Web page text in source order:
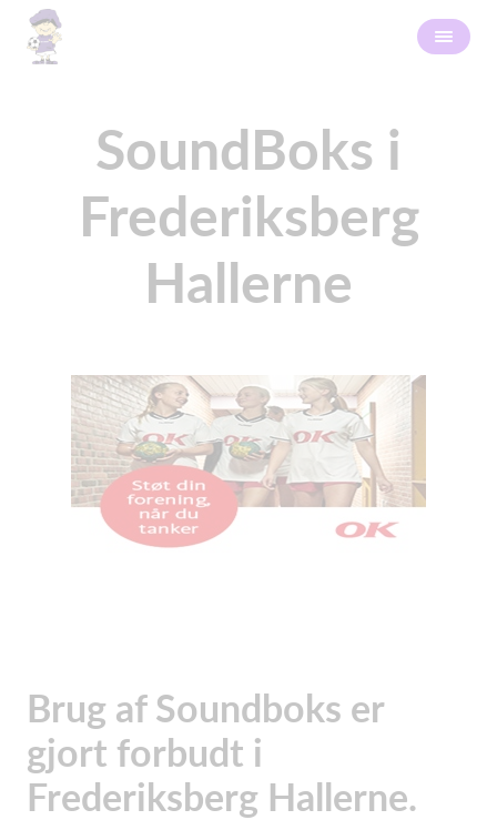
SoundBoks i
Frederiksberg
Hallerne
Brug af Soundboks er
gjort forbudt i
Frederiksberg Hallerne.